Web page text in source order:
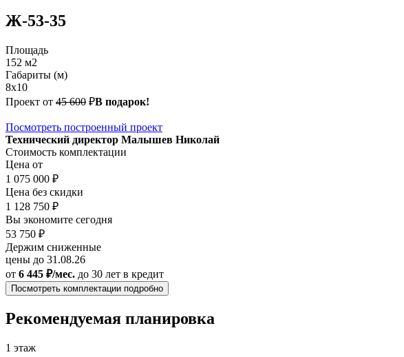
Ж-53-35
Площадь
152 м2
Габариты (м)
8x10
Проект от 45 600 ₽В подарок!
Посмотреть построенный проект
Технический директор Малышев Николай
Стоимость комплектации
Цена от
1 075 000 ₽
Цена без скидки
1 128 750 ₽
Вы экономите сегодня
53 750 ₽
Держим сниженные
цены до 31.08.26
от 6 445 ₽/мес. до 30 лет в кредит
Посмотреть комплектации подробно
Рекомендуемая планировка
1 этаж